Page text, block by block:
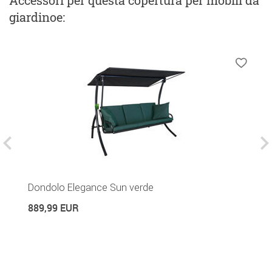
giardinoe:
Dondolo Elegance Sun verde
889,99 EUR